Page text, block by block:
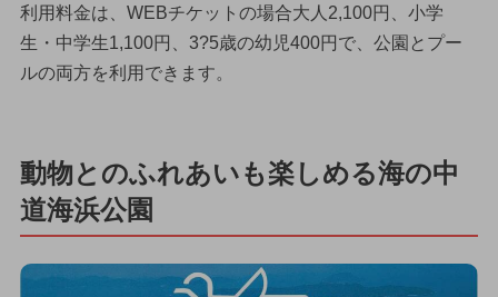
利用料金は、WEBチケットの場合大人2,100円、小学
生・中学生1,100円、3?5歳の幼児400円で、公園とプー
ルの両方を利用できます。
動物とのふれあいも楽しめる海の中
道海浜公園